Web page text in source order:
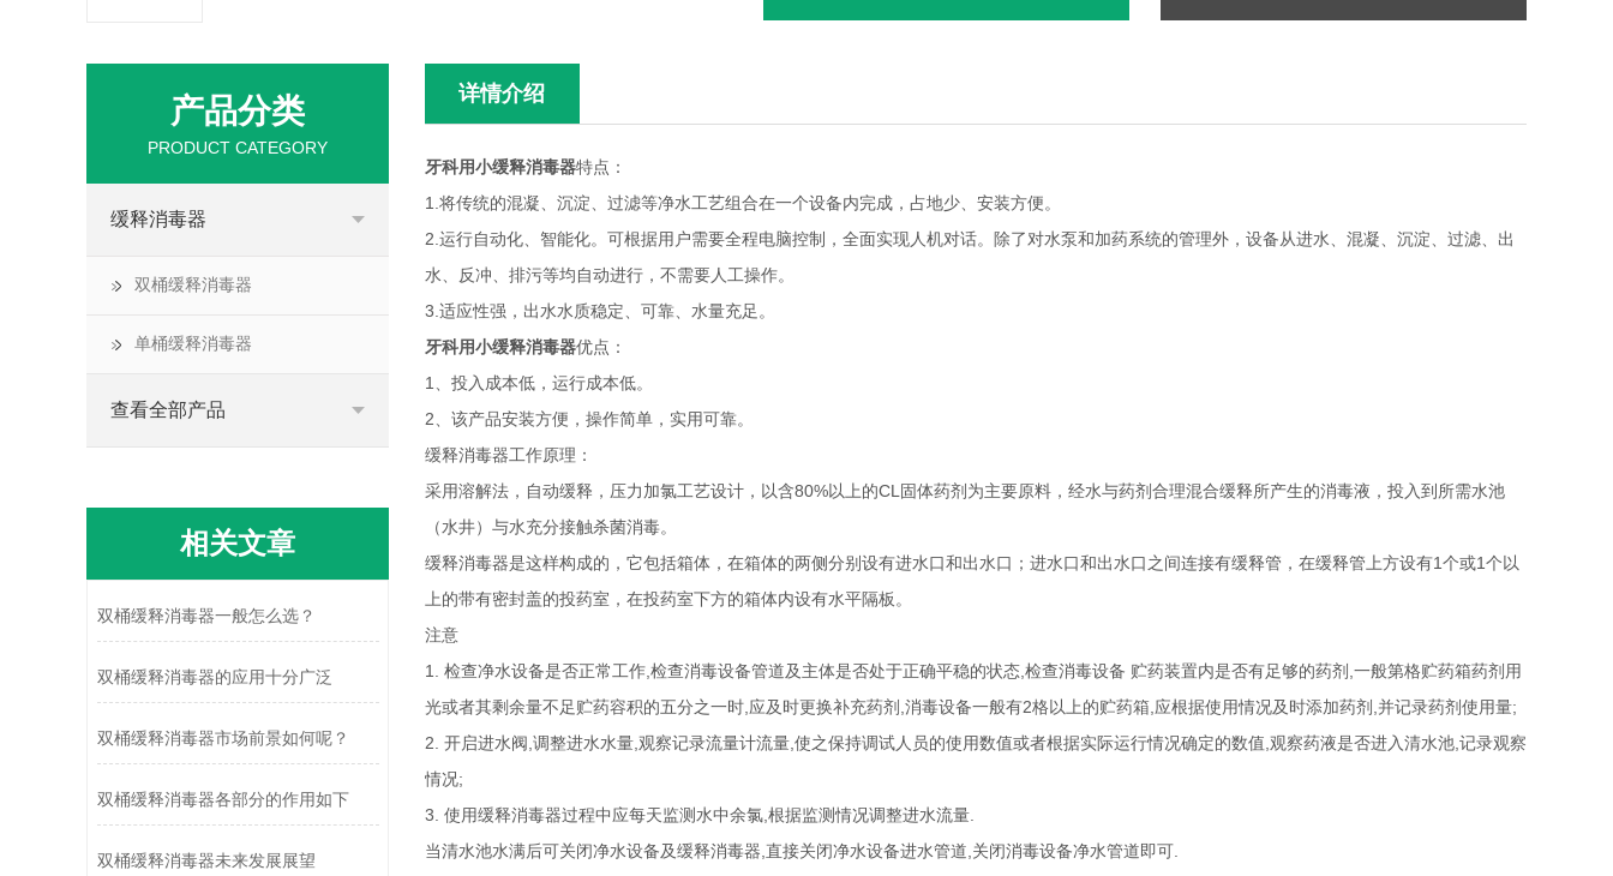
详情介绍
牙科用小缓释消毒器特点：
1.将传统的混凝、沉淀、过滤等净水工艺组合在一个设备内完成，占地少、安装方便。
2.运行自动化、智能化。可根据用户需要全程电脑控制，全面实现人机对话。除了对水泵和加药系统的管理外，设备从进水、混凝、沉淀、过滤、出
水、反冲、排污等均自动进行，不需要人工操作。
3.适应性强，出水水质稳定、可靠、水量充足。
牙科用小缓释消毒器优点：
1、投入成本低，运行成本低。
2、该产品安装方便，操作简单，实用可靠。
缓释消毒器工作原理：
采用溶解法，自动缓释，压力加氯工艺设计，以含80%以上的CL固体药剂为主要原料，经水与药剂合理混合缓释所产生的消毒液，投入到所需水池
（水井）与水充分接触杀菌消毒。
缓释消毒器是这样构成的，它包括箱体，在箱体的两侧分别设有进水口和出水口；进水口和出水口之间连接有缓释管，在缓释管上方设有1个或1个以
上的带有密封盖的投药室，在投药室下方的箱体内设有水平隔板。
注意
1. 检查净水设备是否正常工作,检查消毒设备管道及主体是否处于正确平稳的状态,检查消毒设备 贮药装置内是否有足够的药剂,一般第格贮药箱药剂用
光或者其剩余量不足贮药容积的五分之一时,应及时更换补充药剂,消毒设备一般有2格以上的贮药箱,应根据使用情况及时添加药剂,并记录药剂使用量;
2. 开启进水阀,调整进水水量,观察记录流量计流量,使之保持调试人员的使用数值或者根据实际运行情况确定的数值,观察药液是否进入清水池,记录观察
情况;
3. 使用缓释消毒器过程中应每天监测水中余氯,根据监测情况调整进水流量.
当清水池水满后可关闭净水设备及缓释消毒器,直接关闭净水设备进水管道,关闭消毒设备净水管道即可.
产品分类
PRODUCT CATEGORY
缓释消毒器
双桶缓释消毒器
单桶缓释消毒器
查看全部产品
相关文章
双桶缓释消毒器一般怎么选？
双桶缓释消毒器的应用十分广泛
双桶缓释消毒器市场前景如何呢？
双桶缓释消毒器各部分的作用如下
双桶缓释消毒器未来发展展望